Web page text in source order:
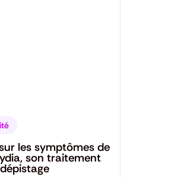
les symptômes de
son traitement